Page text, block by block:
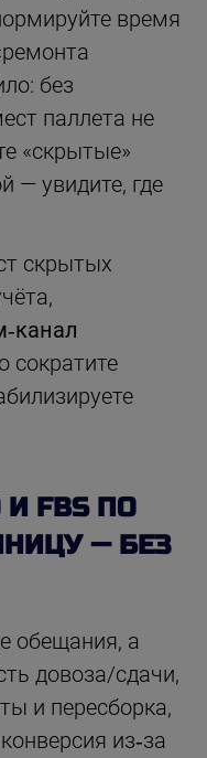
время
без
паллета не
«скрытые»
— увидите, где
скрытых
сократите
И FBS ПО
— БЕЗ
обещания, а
довоза/сдачи,
и пересборка,
из‑за